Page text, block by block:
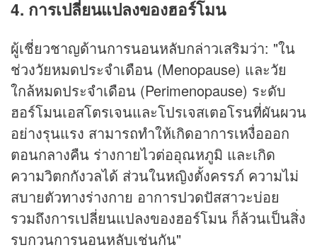
4. การเปลี่ยนแปลงของฮอร์โมน
ผู้เชี่ยวชาญด้านการนอนหลับกล่าวเสริมว่า: "ใน
ช่วงวัยหมดประจำเดือน (Menopause) และวัย
ใกล้หมดประจำเดือน (Perimenopause) ระดับ
ฮอร์โมนเอสโตรเจนและโปรเจสเตอโรนที่ผันผวน
อย่างรุนแรง สามารถทำให้เกิดอาการเหงื่อออก
ตอนกลางคืน ร่างกายไวต่ออุณหภูมิ และเกิด
ความวิตกกังวลได้ ส่วนในหญิงตั้งครรภ์ ความไม่
สบายตัวทางร่างกาย อาการปวดปัสสาวะบ่อย
รวมถึงการเปลี่ยนแปลงของฮอร์โมน ก็ล้วนเป็นสิ่ง
รบกวนการนอนหลับเช่นกัน"